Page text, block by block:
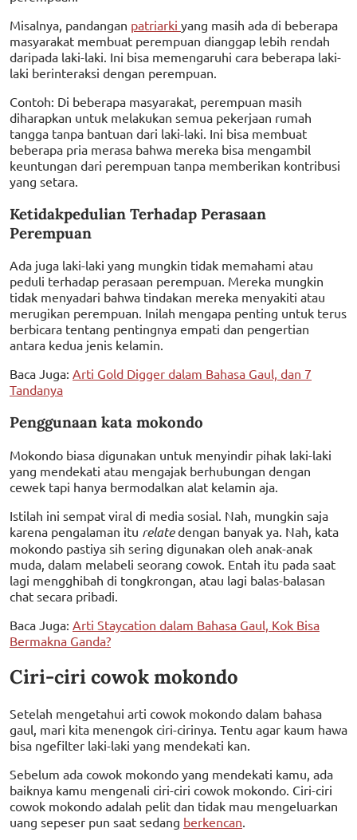
Misalnya, pandangan patriarki yang masih ada di beberapa
masyarakat membuat perempuan dianggap lebih rendah
daripada laki-laki. Ini bisa memengaruhi cara beberapa laki-
laki berinteraksi dengan perempuan.
Contoh: Di beberapa masyarakat, perempuan masih
diharapkan untuk melakukan semua pekerjaan rumah
tangga tanpa bantuan dari laki-laki. Ini bisa membuat
beberapa pria merasa bahwa mereka bisa mengambil
keuntungan dari perempuan tanpa memberikan kontribusi
yang setara.
Ketidakpedulian Terhadap Perasaan
Perempuan
Ada juga laki-laki yang mungkin tidak memahami atau
peduli terhadap perasaan perempuan. Mereka mungkin
tidak menyadari bahwa tindakan mereka menyakiti atau
merugikan perempuan. Inilah mengapa penting untuk terus
berbicara tentang pentingnya empati dan pengertian
antara kedua jenis kelamin.
Baca Juga: Arti Gold Digger dalam Bahasa Gaul, dan 7
Tandanya
Penggunaan kata mokondo
Mokondo biasa digunakan untuk menyindir pihak laki-laki
yang mendekati atau mengajak berhubungan dengan
cewek tapi hanya bermodalkan alat kelamin aja.
Istilah ini sempat viral di media sosial. Nah, mungkin saja
karena pengalaman itu relatedengan banyak ya. Nah, kata
mokondo pastiya sih sering digunakan oleh anak-anak
muda, dalam melabeli seorang cowok. Entah itu pada saat
lagi mengghibah di tongkrongan, atau lagi balas-balasan
chat secara pribadi.
Baca Juga: Arti Staycation dalam Bahasa Gaul, Kok Bisa
Bermakna Ganda?
Ciri-ciri cowok mokondo
Setelah mengetahui arti cowok mokondo dalam bahasa
gaul, mari kita menengok ciri-cirinya. Tentu agar kaum hawa
bisa ngefilter laki-laki yang mendekati kan.
Sebelum ada cowok mokondo yang mendekati kamu, ada
baiknya kamu mengenali ciri-ciri cowok mokondo. Ciri-ciri
cowok mokondo adalah pelit dan tidak mau mengeluarkan
uang sepeser pun saat sedang berkencan